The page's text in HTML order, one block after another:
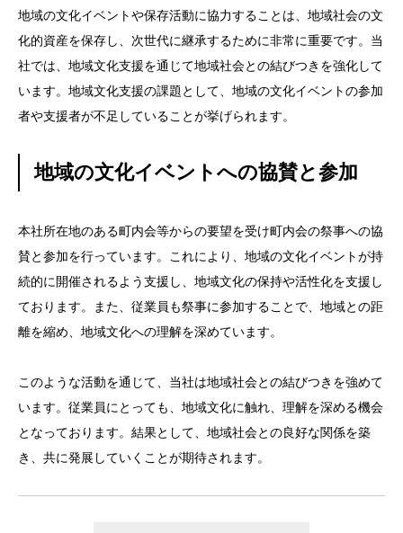
地域の文化イベントや保存活動に協力することは、地域社会の文
化的資産を保存し、次世代に継承するために非常に重要です。当
社では、地域文化支援を通じて地域社会との結びつきを強化して
います。地域文化支援の課題として、地域の文化イベントの参加
者や支援者が不足していることが挙げられます。
地域の文化イベントへの協賛と参加
本社所在地のある町内会等からの要望を受け町内会の祭事への協
賛と参加を行っています。これにより、地域の文化イベントが持
続的に開催されるよう支援し、地域文化の保持や活性化を支援し
ております。また、従業員も祭事に参加することで、地域との距
離を縮め、地域文化への理解を深めています。
このような活動を通じて、当社は地域社会との結びつきを強めて
います。従業員にとっても、地域文化に触れ、理解を深める機会
となっております。結果として、地域社会との良好な関係を築
き、共に発展していくことが期待されます。